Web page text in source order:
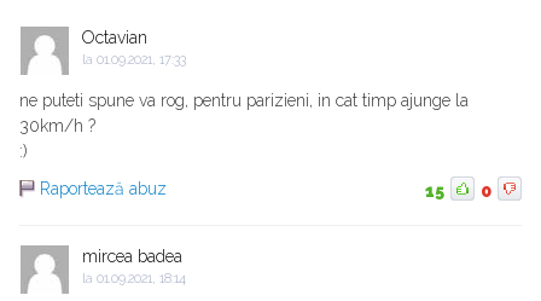
Octavian
la 01.09.2021, 17:33
ne puteti spune va rog, pentru parizieni, in cat timp ajunge la
30km/h ?
:)
Raportează abuz
15 0
mircea badea
la 01.09.2021, 18:14